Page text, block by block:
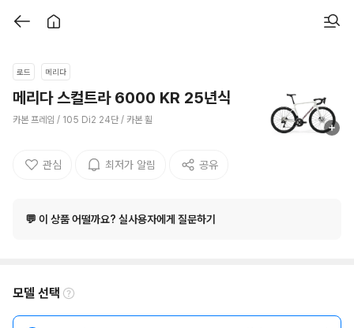
로드 메리다
메리다 스컬트라 6000 KR 25년식
카본 프레임 / 105 Di2 24단 / 카본 휠
관심 최저가 알림 공유
💬 이 상품 어떨까요? 실사용자에게 질문하기
모델 선택